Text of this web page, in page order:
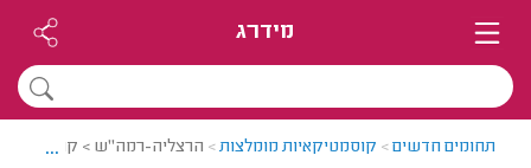
מידרג
תחומים חדשים> קוסמטיקאיות מומלצות> הרצליה-רמה"ש > ...